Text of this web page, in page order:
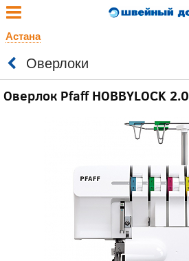
Астана
Оверлоки
Оверлок Pfaff HOBBYLOCK 2.0